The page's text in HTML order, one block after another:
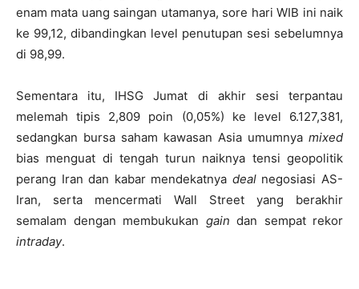
enam mata uang saingan utamanya, sore hari WIB ini naik
ke 99,12, dibandingkan level penutupan sesi sebelumnya
di 98,99.
Sementara itu, IHSG Jumat di akhir sesi terpantau
melemah tipis 2,809 poin (0,05%) ke level 6.127,381,
sedangkan bursa saham kawasan Asia umumnya mixed
bias menguat di tengah turun naiknya tensi geopolitik
perang Iran dan kabar mendekatnya dealnegosiasi AS-
Iran, serta mencermati Wall Street yang berakhir
semalam dengan membukukan gain dan sempat rekor
intraday.